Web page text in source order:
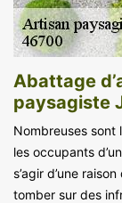
Abattage
paysagiste
Nombreuses sont
les occupants
s’agir d’une
tomber sur des